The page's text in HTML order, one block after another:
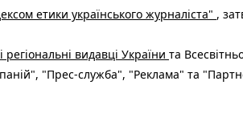
етики українського журналіста" ,
регіональні видавці України та
"Прес-служба", "Реклама" та